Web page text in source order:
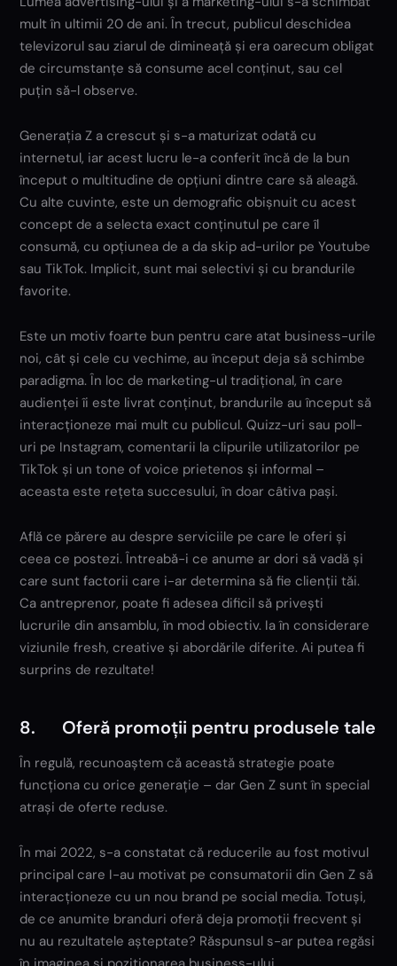
mult în ultimii 20 de ani. În trecut, publicul deschidea
televizorul sau ziarul de dimineață și era oarecum obligat
de circumstanțe să consume acel conținut, sau cel
puțin să-l observe.
Generația Z a crescut și s-a maturizat odată cu
internetul, iar acest lucru le-a conferit încă de la bun
început o multitudine de opțiuni dintre care să aleagă.
Cu alte cuvinte, este un demografic obișnuit cu acest
concept de a selecta exact conținutul pe care îl
consumă, cu opțiunea de a da skip ad-urilor pe Youtube
sau TikTok. Implicit, sunt mai selectivi și cu brandurile
favorite.
Este un motiv foarte bun pentru care atat business-urile
noi, cât și cele cu vechime, au început deja să schimbe
paradigma. În loc de marketing-ul tradițional, în care
audienței îi este livrat conținut, brandurile au început să
interacționeze mai mult cu publicul. Quizz-uri sau poll-
uri pe Instagram, comentarii la clipurile utilizatorilor pe
TikTok și un tone of voice prietenos și informal –
aceasta este rețeta succesului, în doar câtiva pași.
Află ce părere au despre serviciile pe care le oferi și
ceea ce postezi. Întreabă-i ce anume ar dori să vadă și
care sunt factorii care i-ar determina să fie clienții tăi.
Ca antreprenor, poate fi adesea dificil să privești
lucrurile din ansamblu, în mod obiectiv. Ia în considerare
viziunile fresh, creative și abordările diferite. Ai putea fi
surprins de rezultate!
8. Oferă promoții pentru produsele tale
În regulă, recunoaștem că această strategie poate
funcționa cu orice generație – dar Gen Z sunt în special
atrași de oferte reduse.
În mai 2022, s-a constatat că reducerile au fost motivul
principal care I-au motivat pe consumatorii din Gen Z să
interacționeze cu un nou brand pe social media. Totuși,
de ce anumite branduri oferă deja promoții frecvent și
nu au rezultatele așteptate? Răspunsul s-ar putea regăsi